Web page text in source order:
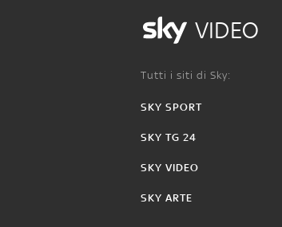
VIDEO
Tutti i siti di Sky:
SKY SPORT
SKY TG 24
SKY VIDEO
SKY ARTE